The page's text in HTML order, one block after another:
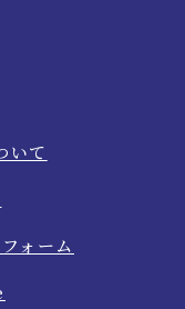
いて
ォーム